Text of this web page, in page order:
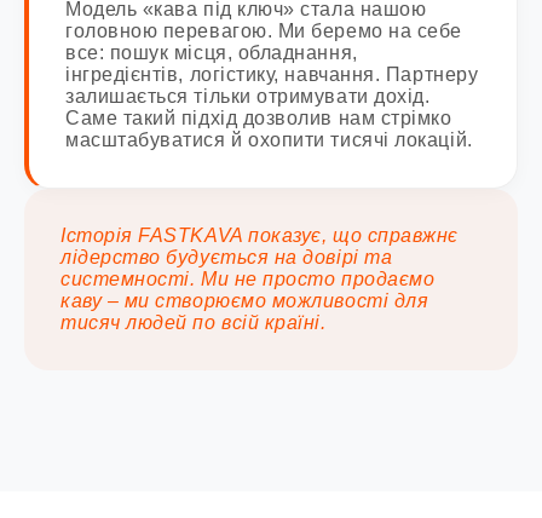
Модель «кава під ключ» стала нашою
головною перевагою. Ми беремо на себе
все: пошук місця, обладнання,
інгредієнтів, логістику, навчання. Партнеру
залишається тільки отримувати дохід.
Саме такий підхід дозволив нам стрімко
масштабуватися й охопити тисячі локацій.
Історія FASTKAVA показує, що справжнє
лідерство будується на довірі та
системності. Ми не просто продаємо
каву – ми створюємо можливості для
тисяч людей по всій країні.